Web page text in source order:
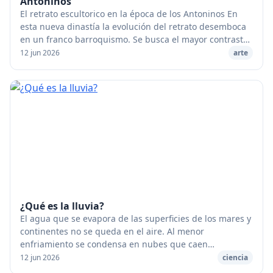
El retrato escultorico en la época de los Antoninos En
esta nueva dinastía la evolución del retrato desemboca
en un franco barroquismo. Se busca el mayor contraste
posible entre la suavidad y la tersu...
12 jun 2026 arte
¿Qué es la lluvia?
El agua que se evapora de las superficies de los mares y
continentes no se queda en el aire. Al menor
enfriamiento se condensa en nubes que caen
seguidamente en forma de gotas de lluvia. [caption
12 jun 2026 ciencia